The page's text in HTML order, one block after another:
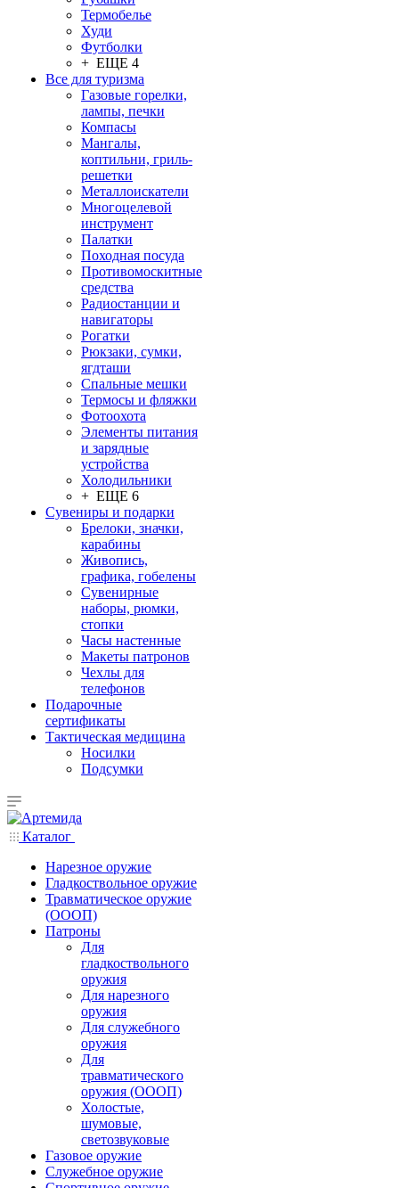
Термобелье
Худи
Футболки
+ ЕЩЕ 4
Все для туризма
Газовые горелки,
лампы, печки
Компасы
Мангалы,
коптильни, гриль-
решетки
Металлоискатели
Многоцелевой
инструмент
Палатки
Походная посуда
Противомоскитные
средства
Радиостанции и
навигаторы
Рогатки
Рюкзаки, сумки,
ягдташи
Спальные мешки
Термосы и фляжки
Фотоохота
Элементы питания
и зарядные
устройства
Холодильники
+ ЕЩЕ 6
Сувениры и подарки
Брелоки, значки,
карабины
Живопись,
графика, гобелены
Сувенирные
наборы, рюмки,
стопки
Часы настенные
Макеты патронов
Чехлы для
телефонов
Подарочные
сертификаты
Тактическая медицина
Носилки
Подсумки
Каталог
Нарезное оружие
Гладкоствольное оружие
Травматическое оружие
(ОООП)
Патроны
Для
гладкоствольного
оружия
Для нарезного
оружия
Для служебного
оружия
Для
травматического
оружия (ОООП)
Холостые,
шумовые,
светозвуковые
Газовое оружие
Служебное оружие